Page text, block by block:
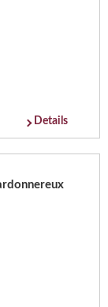
Details